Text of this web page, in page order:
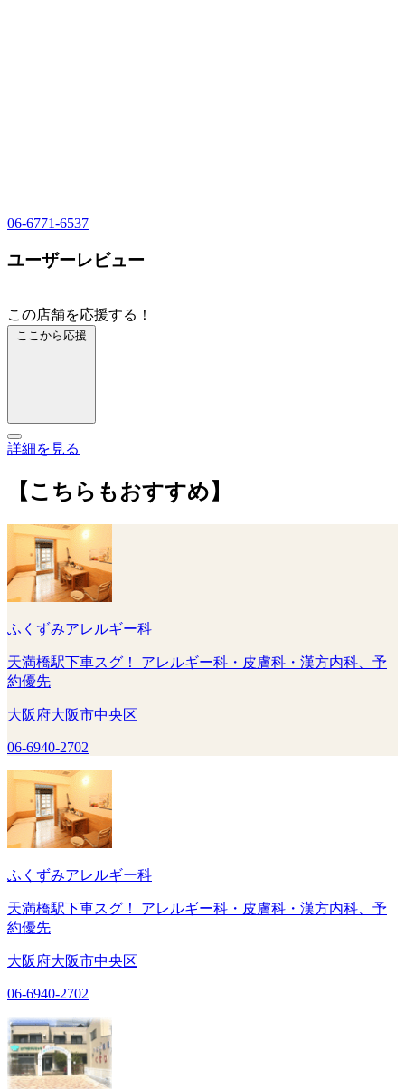
06-6771-6537
ユーザーレビュー
この店舗を応援する！
ここから応援
詳細を見る
【こちらもおすすめ】
ふくずみアレルギー科
天満橋駅下車スグ！ アレルギー科・皮膚科・漢方内科、予
約優先
大阪府大阪市中央区
06-6940-2702
ふくずみアレルギー科
天満橋駅下車スグ！ アレルギー科・皮膚科・漢方内科、予
約優先
大阪府大阪市中央区
06-6940-2702